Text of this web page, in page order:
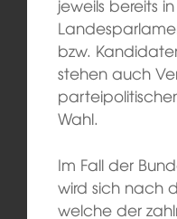
jeweils bereits
bzw.
stehen auch
Wahl.
Im Fall der
wird sich nach
welche der